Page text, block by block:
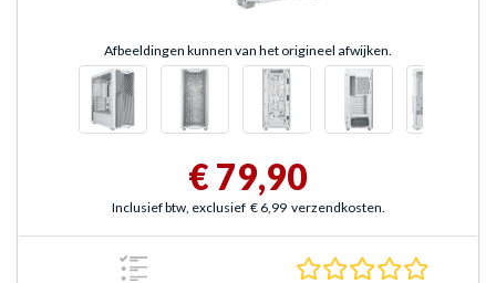
Afbeeldingen kunnen van het origineel afwijken.
€ 79,90
Inclusief btw, exclusief € 6,99 verzendkosten.